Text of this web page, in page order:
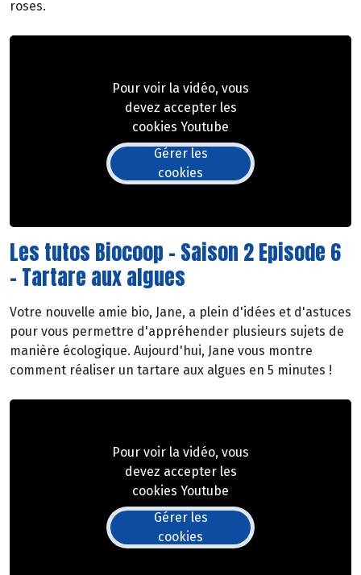
roses.
Pour voir la vidéo, vous
devez accepter les
cookies Youtube
Gérer les
cookies
Les tutos Biocoop - Saison 2 Episode 6
- Tartare aux algues
Votre nouvelle amie bio, Jane, a plein d'idées et d'astuces
pour vous permettre d'appréhender plusieurs sujets de
manière écologique. Aujourd'hui, Jane vous montre
comment réaliser un tartare aux algues en 5 minutes !
Pour voir la vidéo, vous
devez accepter les
cookies Youtube
Gérer les
cookies